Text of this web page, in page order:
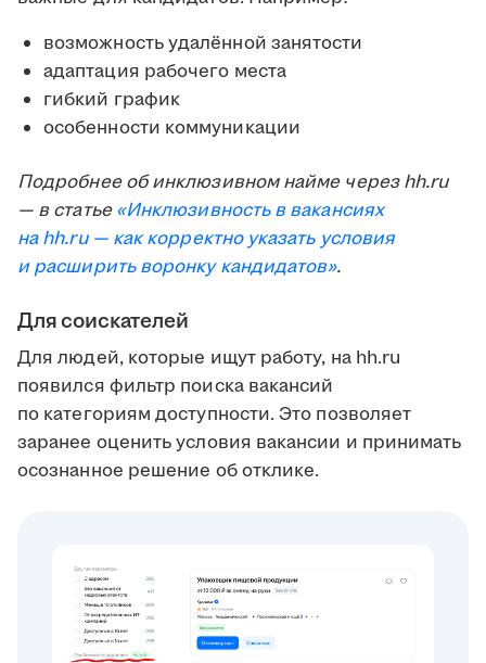
возможность удалённой занятости
адаптация рабочего места
гибкий график
особенности коммуникации
Подробнее об инклюзивном найме через hh.ru
— в статье«Инклюзивность в вакансиях
на hh.ru — как корректно указать условия
и расширить воронку кандидатов».
Для соискателей
Для людей, которые ищут работу, на hh.ru
появился фильтр поиска вакансий
по категориям доступности. Это позволяет
заранее оценить условия вакансии и принимать
осознанное решение об отклике.